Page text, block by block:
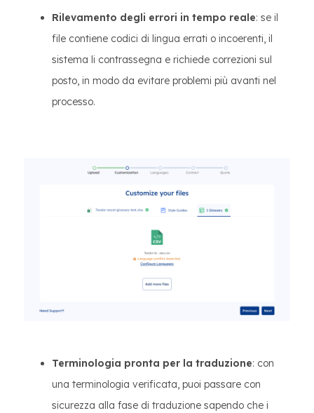
Rilevamento degli errori in tempo reale: se il
file contiene codici di lingua errati o incoerenti, il
sistema li contrassegna e richiede correzioni sul
posto, in modo da evitare problemi più avanti nel
processo.
Terminologia pronta per la traduzione: con
una terminologia verificata, puoi passare con
sicurezza alla fase di traduzione sapendo che i